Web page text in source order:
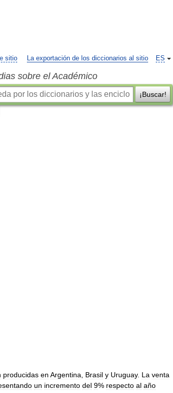
ES
sitio La exportación de los diccionarios al sitio
sobre el Académico
¡Buscar!
producidas en Argentina Brasil y Uruguay. La venta
un incremento del 9% respecto al año